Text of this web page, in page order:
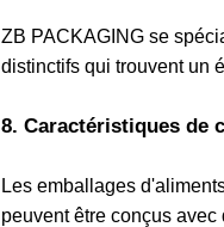
ZB PACKAGING se
distinctifs qui trouvent un
8. Caractéristiques de
Les emballages
peuvent être conçus